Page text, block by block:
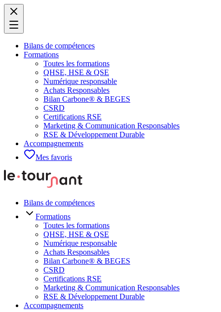
Bilans de compétences
Formations
Toutes les formations
QHSE, HSE & QSE
Numérique responsable
Achats Responsables
Bilan Carbone® & BEGES
CSRD
Certifications RSE
Marketing & Communication Responsables
RSE & Développement Durable
Accompagnements
Mes favoris
Bilans de compétences
Formations
Toutes les formations
QHSE, HSE & QSE
Numérique responsable
Achats Responsables
Bilan Carbone® & BEGES
CSRD
Certifications RSE
Marketing & Communication Responsables
RSE & Développement Durable
Accompagnements